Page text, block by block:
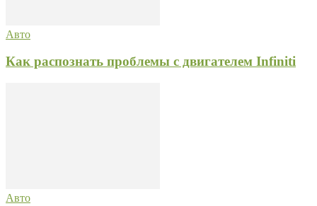
Авто
Как распознать проблемы с двигателем Infiniti
Авто